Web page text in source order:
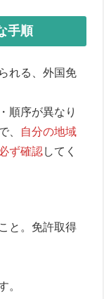
手順
れる、外国免
順序が異なり
、
自分の地域
ず確認してく
と。免許取得
。